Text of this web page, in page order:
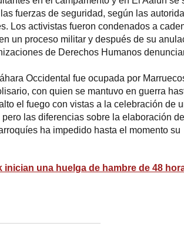
fuerzas de seguridad, según las
Los activistas fueron condenados a
un proceso militar y después de su
de Derechos Humanos
Occidental fue ocupada por
con quien se mantuvo en guerra
el fuego con vistas a la celebración de
las diferencias sobre la elaboración
ha impedido hasta el momento su
inician una huelga de hambre de 48